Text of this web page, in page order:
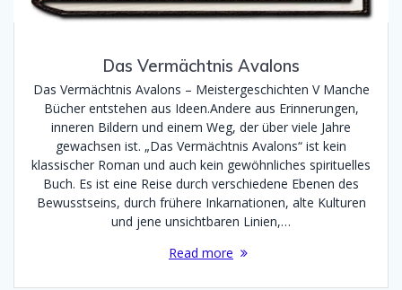
Das Vermächtnis Avalons
Das Vermächtnis Avalons – Meistergeschichten V Manche
Bücher entstehen aus Ideen.Andere aus Erinnerungen,
inneren Bildern und einem Weg, der über viele Jahre
gewachsen ist. „Das Vermächtnis Avalons“ ist kein
klassischer Roman und auch kein gewöhnliches spirituelles
Buch. Es ist eine Reise durch verschiedene Ebenen des
Bewusstseins, durch frühere Inkarnationen, alte Kulturen
und jene unsichtbaren Linien,…
Read more